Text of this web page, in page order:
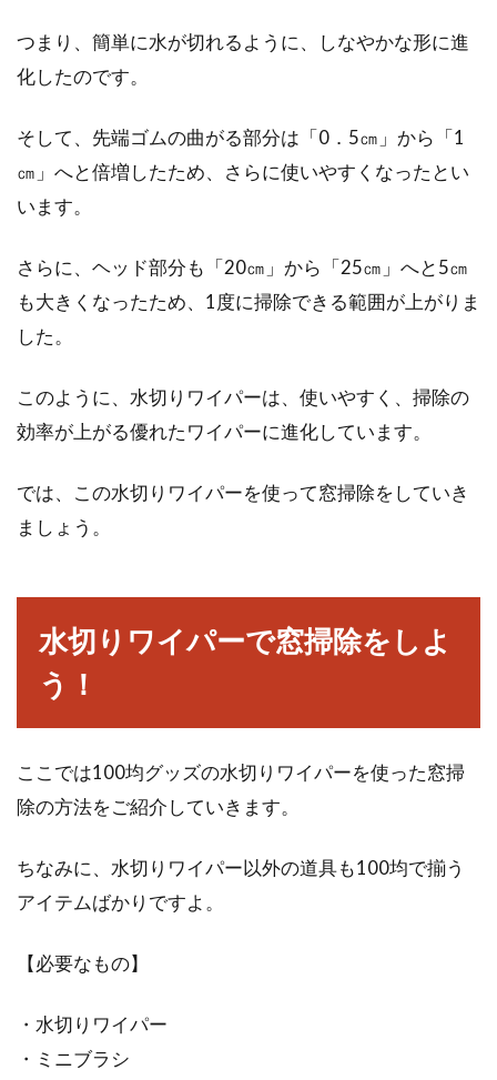
根抵当権における元本確定の事由と
「根抵当権」は、不動産関係の人や、法律に携
わっている人にとってはおなじみのワードかも
不動産登記を手軽にオンライン申
新築などを建てる際、多くの手続きが必要にな
り時間や...
冬は暖房で部屋を暖めますが、いくら暖房をつ
とを決めてから探し始めますか。住む地域や部
つまり、簡単に水が切れるように、しなやかな形に進
化したのです。
そして、先端ゴムの曲がる部分は「0．5㎝」から「1
㎝」へと倍増したため、さらに使いやすくなったとい
います。
さらに、ヘッド部分も「20㎝」から「25㎝」へと5㎝
も大きくなったため、1度に掃除できる範囲が上がりま
した。
このように、水切りワイパーは、使いやすく、掃除の
効率が上がる優れたワイパーに進化しています。
では、この水切りワイパーを使って窓掃除をしていき
ましょう。
水切りワイパーで窓掃除をしよ
う！
ここでは100均グッズの水切りワイパーを使った窓掃
除の方法をご紹介していきます。
ちなみに、水切りワイパー以外の道具も100均で揃う
アイテムばかりですよ。
【必要なもの】
・水切りワイパー
・ミニブラシ